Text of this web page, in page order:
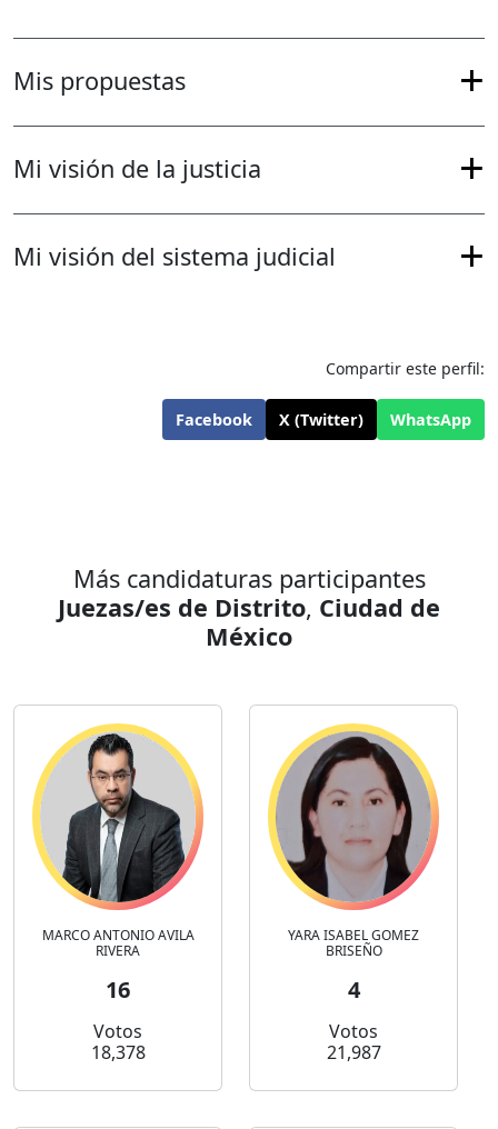
Mis propuestas
Mi visión de la justicia
Mi visión del sistema judicial
Compartir este perfil:
Facebook X (Twitter) WhatsApp
Más candidaturas participantes
Juezas/es de Distrito, Ciudad de
México
MARCO ANTONIO AVILA
RIVERA
16
Votos
18,378
YARA ISABEL GOMEZ
BRISEÑO
4
Votos
21,987